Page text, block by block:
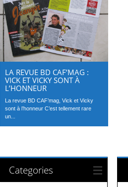
LA REVUE BD CAF’MAG :
VICK ET VICKY SONT À
L’HONNEUR
La revue BD CAF’mag, Vick et Vicky
sont à l’honneur C’est tellement rare
un...
Categories